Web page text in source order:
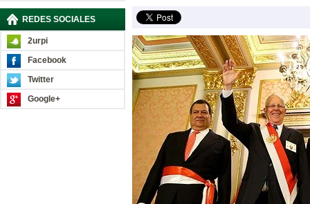
REDES SOCIALES
2urpi
Facebook
Twitter
Google+